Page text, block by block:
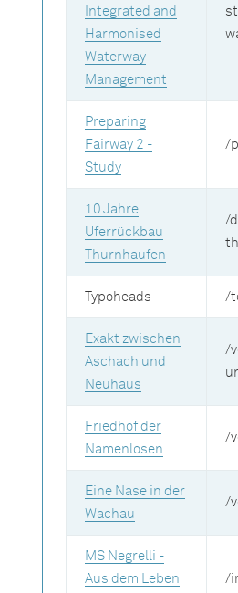
Integrated and
Harmonised
Waterway
Management
Preparing
Fairway 2 -
Study
/
10 Jahre
Uferrückbau
Thurnhaufen
/
Typoheads /
Exakt zwischen
Aschach und
Neuhaus
/
Friedhof der
Namenlosen
/
Eine Nase in der
Wachau
/
MS Negrelli -
Aus dem Leben
/